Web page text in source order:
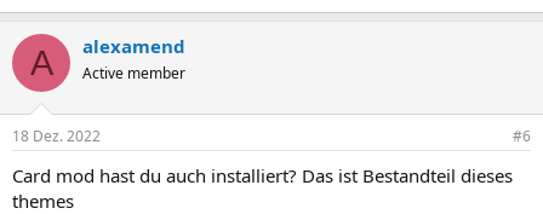
A alexamend
Active member
18 Dez. 2022 #6
Card mod hast du auch installiert? Das ist Bestandteil dieses
themes